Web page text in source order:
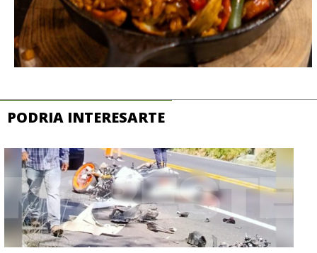
PODRIA INTERESARTE